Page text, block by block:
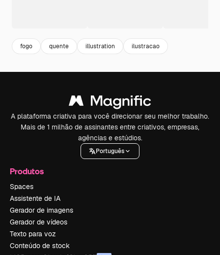
fogo quente illustration ilustracao
A plataforma criativa para você direcionar seu melhor trabalho.
Mais de 1 milhão de assinantes entre criativos, empresas,
agências e estúdios.
Português
Produtos
Spaces
Assistente de IA
Gerador de imagens
Gerador de vídeos
Texto para voz
Conteúdo de stock